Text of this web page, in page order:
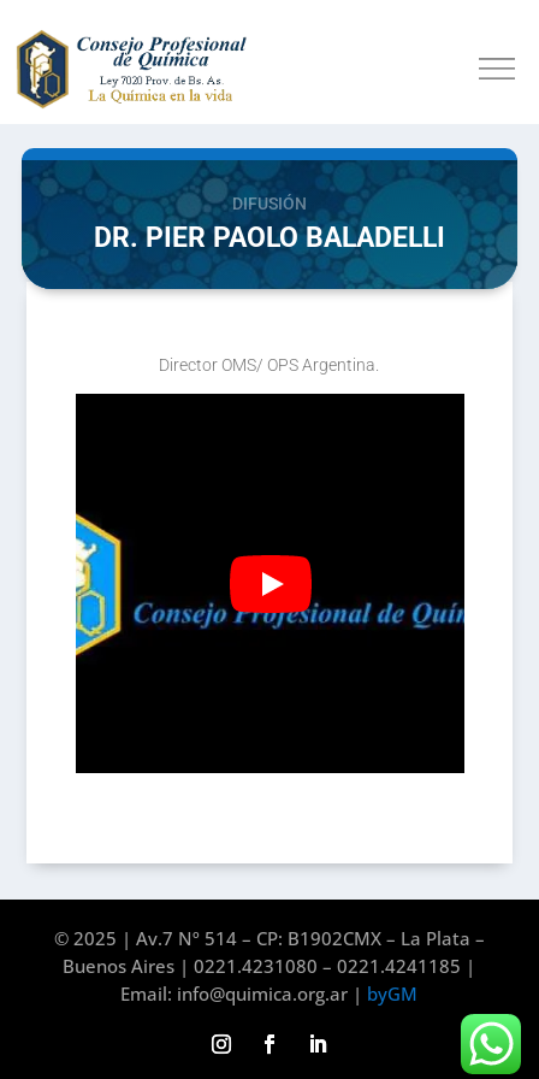
DIFUSIÓN
DR. PIER PAOLO BALADELLI
Director OMS/ OPS Argentina.
© 2025 | Av.7 Nº 514 – CP: B1902CMX – La Plata –
Buenos Aires | 0221.4231080 – 0221.4241185 |
Email: info@quimica.org.ar | byGM